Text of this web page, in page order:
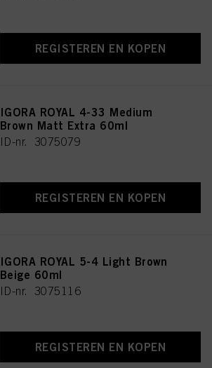
REGISTEREN EN KOPEN
IGORA ROYAL 4-33 Medium
Brown Matt Extra 60ml
ID-nr. 3075079
REGISTEREN EN KOPEN
IGORA ROYAL 5-4 Light Brown
Beige 60ml
ID-nr. 3075116
REGISTEREN EN KOPEN